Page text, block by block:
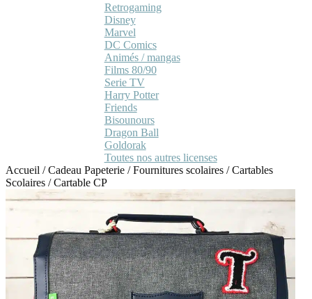
Retrogaming
Disney
Marvel
DC Comics
Animés / mangas
Films 80/90
Serie TV
Harry Potter
Friends
Bisounours
Dragon Ball
Goldorak
Toutes nos autres licenses
Accueil /Cadeau Papeterie /Fournitures scolaires /Cartables
Scolaires /Cartable CP